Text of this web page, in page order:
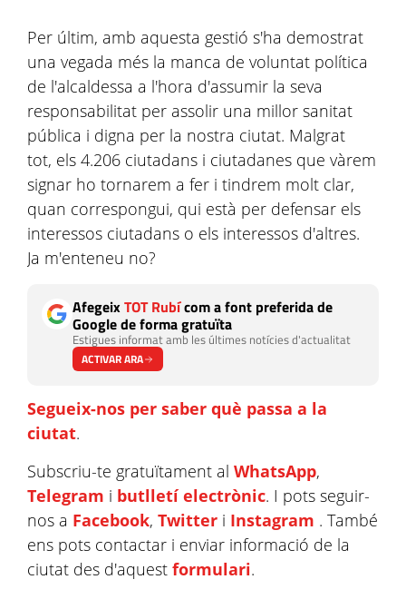
Per últim, amb aquesta gestió s'ha demostrat
una vegada més la manca de voluntat política
de l'alcaldessa a l'hora d'assumir la seva
responsabilitat per assolir una millor sanitat
pública i digna per la nostra ciutat. Malgrat
tot, els 4.206 ciutadans i ciutadanes que vàrem
signar ho tornarem a fer i tindrem molt clar,
quan correspongui, qui està per defensar els
interessos ciutadans o els interessos d'altres.
Ja m'enteneu no?
AfegeixTOT Rubícom a font preferida de
Google de forma gratuïta
Estigues informat amb les últimes notícies d'actualitat
ACTIVAR ARA
Segueix-nos per saber què passa a la
ciutat.
Subscriu-te gratuïtament al WhatsApp,
Telegram i butlletí electrònic. I pots seguir-
nos a Facebook, Twitter i Instagram . També
ens pots contactar i enviar informació de la
ciutat des d'aquest formulari.